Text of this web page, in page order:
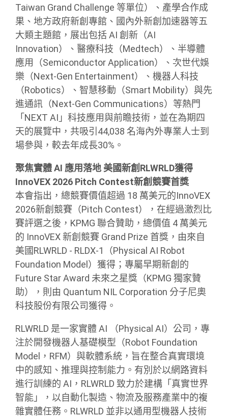
Taiwan Grand Challenge 等單位）、產學合作成
果、地方政府新創專館、國內外新創加速器等五
大類主題館，展出包括 AI 創新（AI
Innovation）、醫療科技（Medtech）、半導體
應用（Semiconductor Application）、次世代娛
樂（Next-Gen Entertainment）、機器人科技
（Robotics）、智慧移動（Smart Mobility）與先
進通訊（Next-Gen Communications）等熱門
「NEXT AI」科技應用與前瞻技術，並在為期四
天的展覽中，共吸引44,038 名海內外專業人士到
場參與，較去年成長30%。
聚焦實體 AI 應用落地 美國新創RLWRLD獲得
InnoVEX 2026 Pitch Contest新創競賽首獎
本會指出，總競賽價值超過 18 萬美元的InnoVEX
2026新創競賽（Pitch Contest），在經過激烈比
賽評選之後，KPMG 聯合贊助，總價值 4 萬美元
的 InnoVEX 新創競賽 Grand Prize 首獎，由來自
美國RLWRLD - RLDX-1（Physical AI Robot
Foundation Model）獲得；專屬早期新創的
Future Star Award 未來之星獎（KPMG 獨家贊
助），則由 Quantum NIL Corporation 分子尼奧
科技股份有限公司獲得。
RLWRLD 是一家實體 AI （Physical AI）公司，專
注於開發機器人基礎模型（Robot Foundation
Model，RFM）與軟體系統，旨在整合真實環境
中的感知、推理與控制能力。有別於以網路資料
進行訓練的 AI，RLWRLD 致力於建構「真實世界
智能」，以自動化製造、物流及服務產業中的複
雜實體任務。RLWRLD 並非以通用型機器人技術